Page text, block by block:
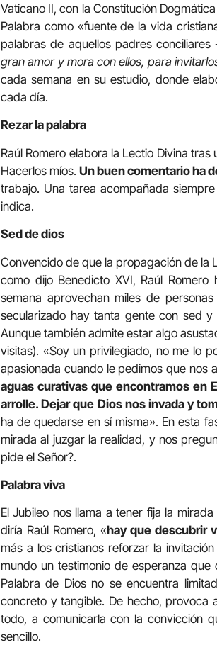
Vaticano II, con la Constitución
Palabra como «fuente de la vida
palabras de aquellos padres conciliares
gran amor y mora con ellos, para
cada semana en su estudio, donde
cada día.
Rezar la palabra
Raúl Romero elabora la Lectio Divina
Hacerlos míos. Un buen comentario ha
trabajo. Una tarea acompañada
indica.
Sed de dios
Convencido de que la propagación de la
como dijo Benedicto XVI, Raúl
semana aprovechan miles de
secularizado hay tanta gente con sed
Aunque también admite estar algo
visitas). «Soy un privilegiado, no me lo
apasionada cuando le pedimos que nos
aguas curativas que encontramos en
arrolle. Dejar que Dios nos invada y
ha de quedarse en sí misma». En esta
mirada al juzgar la realidad, y nos
pide el Señor?.
Palabra viva
El Jubileo nos llama a tener fija la
diría Raúl Romero, «hay que descubrir
más a los cristianos reforzar la
mundo un testimonio de esperanza
Palabra de Dios no se encuentra
concreto y tangible. De hecho, provoca
todo, a comunicarla con la convicción
sencillo.